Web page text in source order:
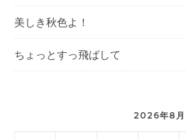
美しき秋色よ！
ちょっとすっ飛ばして
2026年8月